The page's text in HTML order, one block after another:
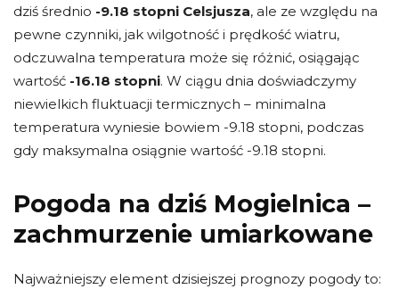
dziś średnio -9.18 stopni Celsjusza, ale ze względu na
pewne czynniki, jak wilgotność i prędkość wiatru,
odczuwalna temperatura może się różnić, osiągając
wartość -16.18 stopni. W ciągu dnia doświadczymy
niewielkich fluktuacji termicznych – minimalna
temperatura wyniesie bowiem -9.18 stopni, podczas
gdy maksymalna osiągnie wartość -9.18 stopni.
Pogoda na dziś Mogielnica –
zachmurzenie umiarkowane
Najważniejszy element dzisiejszej prognozy pogody to: